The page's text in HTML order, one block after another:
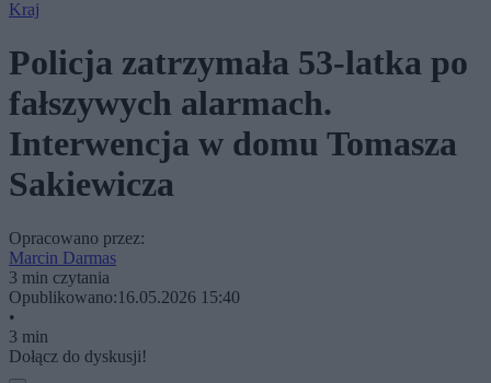
Kraj
Policja zatrzymała 53-latka po
fałszywych alarmach.
Interwencja w domu Tomasza
Sakiewicza
Opracowano przez:
Marcin Darmas
3 min czytania
Opublikowano:16.05.2026 15:40
•
3 min
Dołącz do dyskusji!